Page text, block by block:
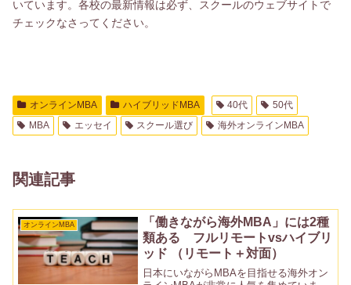
いています。各校の最新情報は必ず、スクールのウェブサイトで
チェックなさってください。
オンラインMBA ハイブリッドMBA 40代
50代
MBA
エッセイ スクール選び 海外オンラインMBA
関連記事
オンラインMBA
「働きながら海外MBA」には2種
類ある フルリモートvsハイブリ
ッド （リモート＋対面）
日本にいながらMBAを目指せる海外オン